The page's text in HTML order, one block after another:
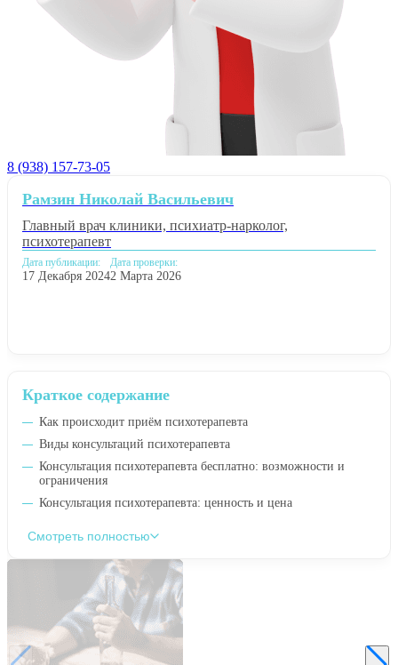
8 (938) 157-73-05
Краткое содержание
Как происходит приём психотерапевта
Виды консультаций психотерапевта
Консультация психотерапевта бесплатно: возможности и
ограничения
Консультация психотерапевта: ценность и цена
Смотреть полностью
Рамзин Николай Васильевич
Главный врач клиники, психиатр-нарколог,
психотерапевт
Дата публикации:
17 Декабря 2024
Дата проверки:
2 Марта 2026